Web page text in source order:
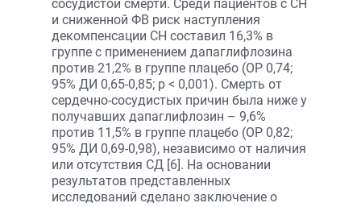
сосудистой смерти. Среди пациентов с СН
и сниженной ФВ риск наступления
декомпенсации СН составил 16,3% в
группе с применением дапаглифлозина
против 21,2% в группе плацебо (ОР 0,74;
95% ДИ 0,65-0,85; р < 0,001). Смерть от
сердечно-сосудистых причин была ниже у
получавших дапаглифлозин – 9,6%
против 11,5% в группе плацебо (ОР 0,82;
95% ДИ 0,69-0,98), независимо от наличия
или отсутствия СД [6]. На основании
результатов представленных
исследований сделано заключение о